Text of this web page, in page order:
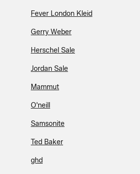
Fever London Kleid
Gerry Weber
Herschel Sale
Jordan Sale
Mammut
O'neill
Samsonite
Ted Baker
ghd